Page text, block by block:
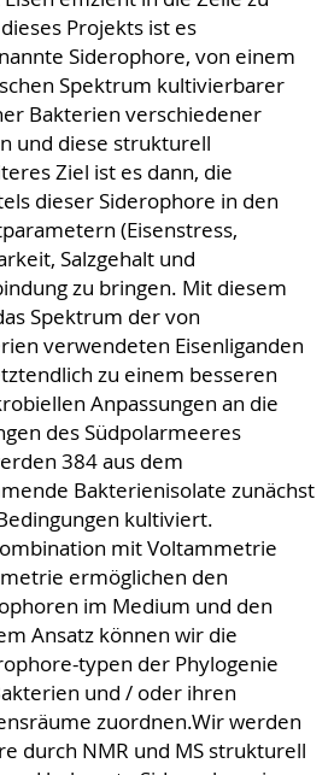
Projekts ist es
Siderophore, von einem
Spektrum kultivierbarer
Bakterien verschiedener
und diese strukturell
Ziel ist es dann, die
dieser Siderophore in den
(Eisenstress,
Salzgehalt und
zu bringen. Mit diesem
Spektrum der von
verwendeten Eisenliganden
zu einem besseren
Anpassungen an die
des Südpolarmeeres
384 aus dem
Bakterienisolate zunächst
kultiviert.
mit Voltammetrie
ermöglichen den
im Medium und den
Ansatz können wir die
typen der Phylogenie
und / oder ihren
zuordnen.Wir werden
durch NMR und MS strukturell